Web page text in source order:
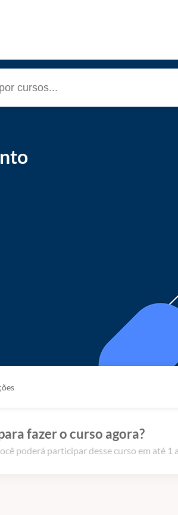
fazer o curso agora?
poderá participar desse curso em até 1